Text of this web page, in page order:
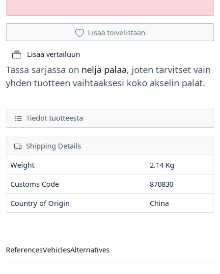
Tässä sarjassa on neljä palaa, joten tarvitset vain
yhden tuotteen vaihtaaksesi koko akselin palat.
Tiedot tuotteesta
Shipping Details
Weight
2.14 Kg
Customs Code
870830
Country of Origin
China
Lisää toivelistaan
Lisää vertailuun
ReferencesVehiclesAlternatives